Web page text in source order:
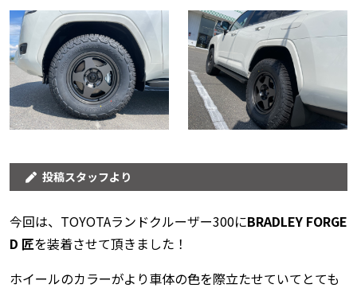
投稿スタッフより
今回は、TOYOTAランドクルーザー300にBRADLEY FORGE
D 匠を装着させて頂きました！
ホイールのカラーがより車体の色を際立たせていてとても